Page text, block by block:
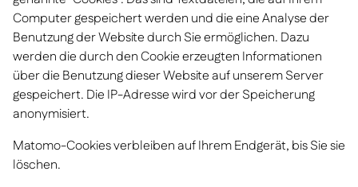
Computer gespeichert werden und die eine Analyse der
Benutzung der Website durch Sie ermöglichen. Dazu
werden die durch den Cookie erzeugten Informationen
über die Benutzung dieser Website auf unserem Server
gespeichert. Die IP-Adresse wird vor der Speicherung
anonymisiert.
Matomo-Cookies verbleiben auf Ihrem Endgerät, bis Sie sie
löschen.